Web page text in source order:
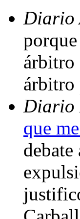
Diario
árbitro
árbitro
Diario
que